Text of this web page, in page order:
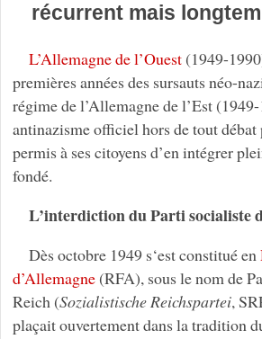
récurrent mais
L’Allemagne de l’Ouest(1949-
premières années des sursauts néo-
régime de l’Allemagne de l’Est
antinazisme officiel hors de tout
permis à ses citoyens d’en intégrer
fondé.
L’interdiction du Parti socialiste
Dès octobre 1949 s‘est constitué en
d’Allemagne(RFA), sous le nom de
Reich (Sozialistische Reichspartei,
plaçait ouvertement dans la tradition